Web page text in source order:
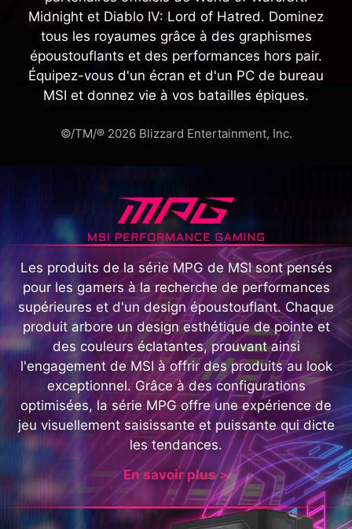
Midnight et Diablo IV: Lord of Hatred. Dominez
tous les royaumes grâce à des graphismes
époustouflants et des performances hors pair.
Équipez-vous d'un écran et d'un PC de bureau
MSI et donnez vie à vos batailles épiques.
©/TM/® 2026 Blizzard Entertainment, Inc.
Les produits de la série MPG de MSI sont pensés
pour les gamers à la recherche de performances
supérieures et d'un design époustouflant. Chaque
produit arbore un design esthétique de pointe et
des couleurs éclatantes, prouvant ainsi
l'engagement de MSI à offrir des produits au look
exceptionnel. Grâce à des configurations
optimisées, la série MPG offre une expérience de
jeu visuellement saisissante et puissante qui dicte
les tendances.
En savoir plus >